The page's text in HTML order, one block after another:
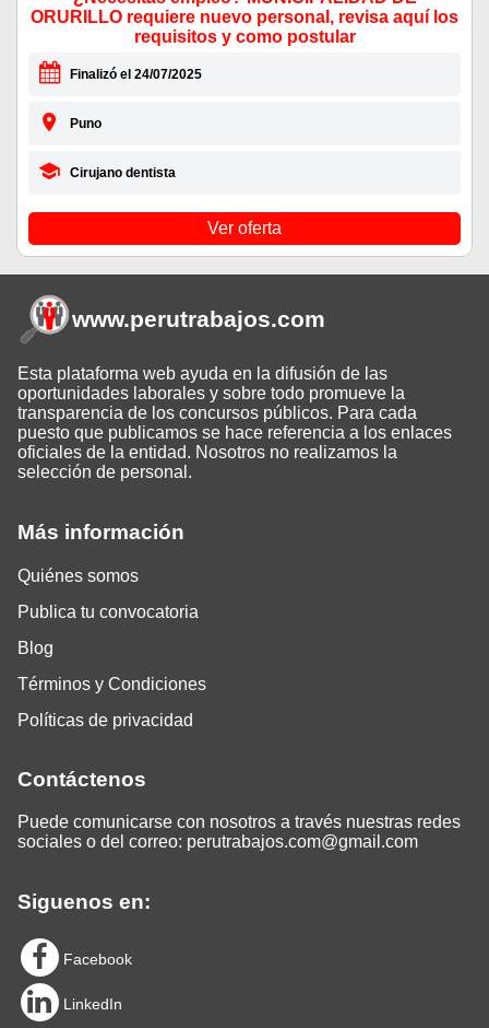
ORURILLO requiere nuevo personal, revisa aquí los
requisitos y como postular
Finalizó el 24/07/2025
Puno
Cirujano dentista
Ver oferta
Más información
Quiénes somos
Publica tu convocatoria
Blog
Términos y Condiciones
Políticas de privacidad
Contáctenos
Puede comunicarse con nosotros a través nuestras redes
sociales o del correo: perutrabajos.com@gmail.com
Siguenos en:
Facebook
LinkedIn
www.perutrabajos.com
Esta plataforma web ayuda en la difusión de las
oportunidades laborales y sobre todo promueve la
transparencia de los concursos públicos. Para cada
puesto que publicamos se hace referencia a los enlaces
oficiales de la entidad. Nosotros no realizamos la
selección de personal.